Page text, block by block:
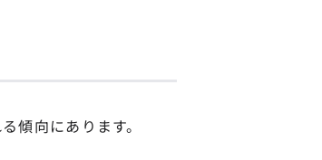
傾向にあります。